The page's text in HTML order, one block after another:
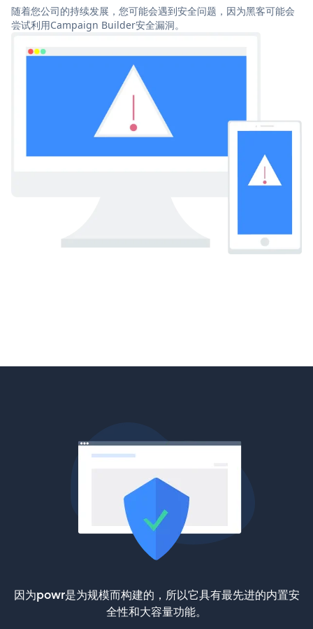
随着您公司的持续发展，您可能会遇到安全问题，因为黑客可能会
尝试利用Campaign Builder安全漏洞。
因为powr是为规模而构建的，所以它具有最先进的内置安
全性和大容量功能。